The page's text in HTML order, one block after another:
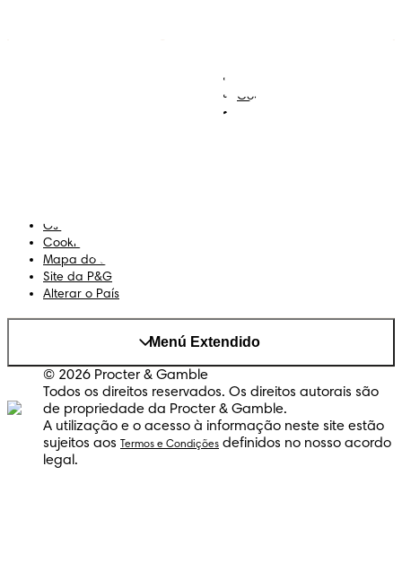
Contacta-nos
Os Meus Dados
Cookies
Mapa do Site
Site da P&G
Alterar o País
Menú Extendido
© 2026 Procter & Gamble
Todos os direitos reservados. Os direitos autorais são
de propriedade da Procter & Gamble.
A utilização e o acesso à informação neste site estão
sujeitos aos
Termos e Condições definidos no nosso acordo
legal.